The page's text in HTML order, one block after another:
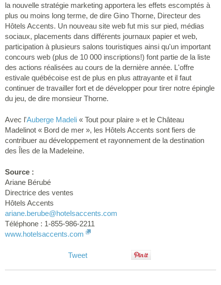
la nouvelle stratégie marketing apportera les effets escomptés à
plus ou moins long terme, de dire Gino Thorne, Directeur des
Hôtels Accents. Un nouveau site web fut mis sur pied, médias
sociaux, placements dans différents journaux papier et web,
participation à plusieurs salons touristiques ainsi qu'un important
concours web (plus de 10 000 inscriptions!) font partie de la liste
des actions réalisées au cours de la dernière année. L'offre
estivale québécoise est de plus en plus attrayante et il faut
continuer de travailler fort et de développer pour tirer notre épingle
du jeu, de dire monsieur Thorne.
Avec l'Auberge Madeli « Tout pour plaire » et le Château
Madelinot « Bord de mer », les Hôtels Accents sont fiers de
contribuer au développement et rayonnement de la destination
des Îles de la Madeleine.
Source :
Ariane Bérubé
Directrice des ventes
Hôtels Accents
ariane.berube@hotelsaccents.com
Téléphone : 1-855-986-2211
www.hotelsaccents.com
Tweet